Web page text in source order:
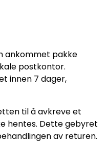
ankommet pakke
postkontor.
innen 7 dager,
til å avkreve et
hentes. Dette gebyret
av returen.